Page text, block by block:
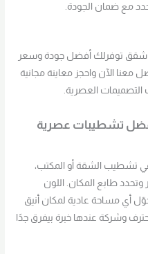
مع ضمان الجودة.
شقق توفرلك أفضل جودة وسعر
الآن واحجز معاينة مجانية
العصرية.
تشطيبات عصرية
تشطيب الشقة أو المكتب،
وتحدد طابع المكان. اللون
أي مساحة عادية لمكان أنيق
وشركة عندها خبرة بيفرق جدًا